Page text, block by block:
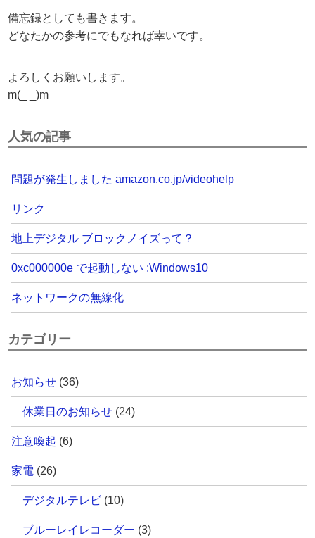
備忘録としても書きます。
どなたかの参考にでもなれば幸いです。
よろしくお願いします。
m(_ _)m
人気の記事
問題が発生しました amazon.co.jp/videohelp
リンク
地上デジタル ブロックノイズって？
0xc000000e で起動しない :Windows10
ネットワークの無線化
カテゴリー
お知らせ (36)
休業日のお知らせ (24)
注意喚起 (6)
家電 (26)
デジタルテレビ (10)
ブルーレイレコーダー (3)